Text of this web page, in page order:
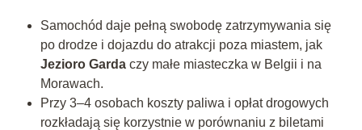
Samochód daje pełną swobodę zatrzymywania się
po drodze i dojazdu do atrakcji poza miastem, jak
Jezioro Gardaczy małe miasteczka w Belgii i na
Morawach.
Przy 3–4 osobach koszty paliwa i opłat drogowych
rozkładają się korzystnie w porównaniu z biletami